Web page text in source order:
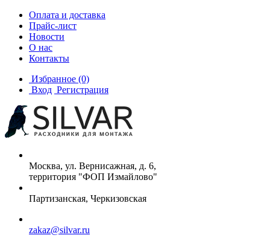
Оплата и доставка
Прайс-лист
Новости
О нас
Контакты
Избранное (0)
Вход Регистрация
Москва, ул. Вернисажная, д. 6,
территория "ФОП Измайлово"
Партизанская, Черкизовская
zakaz@silvar.ru